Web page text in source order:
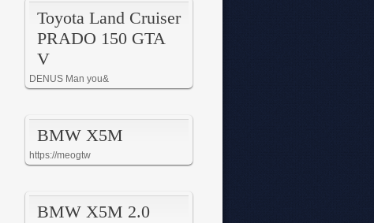
Toyota Land Cruiser
PRADO 150 GTA
V
DENUS Man you&
BMW X5M
https://meogtw
BMW X5M 2.0